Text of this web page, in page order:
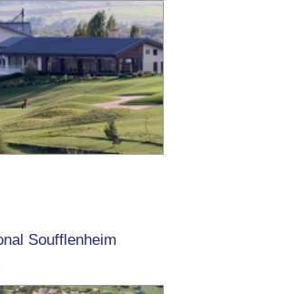
Soufflenheim